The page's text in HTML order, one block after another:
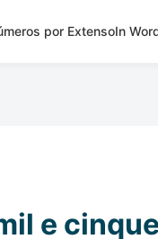
por ExtensoIn
e